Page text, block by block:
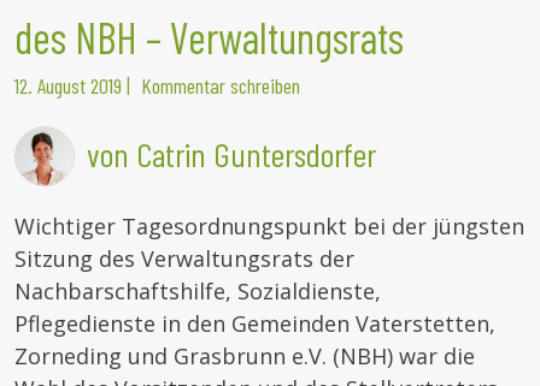
des NBH – Verwaltungsrats
12. August 2019 | Kommentar schreiben
von Catrin Guntersdorfer
Wichtiger Tagesordnungspunkt bei der jüngsten
Sitzung des Verwaltungsrats der
Nachbarschaftshilfe, Sozialdienste,
Pflegedienste in den Gemeinden Vaterstetten,
Zorneding und Grasbrunn e.V. (NBH) war die